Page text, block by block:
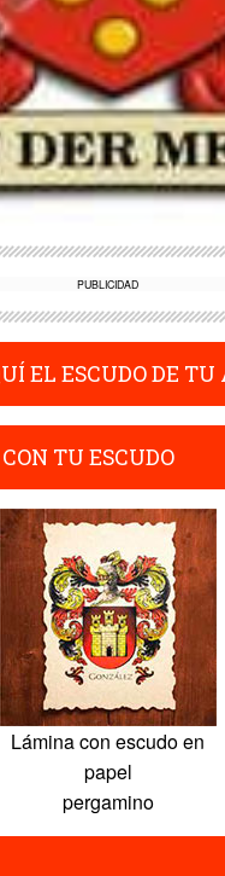
PUBLICIDAD
EL ESCUDO DE
TU ESCUDO
Lámina con escudo en
papel
pergamino